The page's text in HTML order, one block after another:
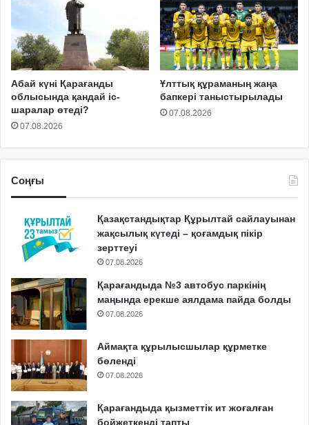
Абай күні Қарағанды
облысында қандай іс-
шаралар өтеді?
07.08.2026
Ұлттық құраманың жаңа
бапкері таныстырылады
07.08.2026
Соңғы
Қазақстандықтар Құрылтай сайлауынан
жақсылық күтеді – қоғамдық пікір
зерттеуі
07.08.2026
Қарағандыда №3 автобус паркінің
маңында ерекше аялдама пайда болды
07.08.2026
Аймақта құрылысшылар құрметке
бөленді
07.08.2026
Қарағандыда қызметтік ит жоғалған
бойжеткенді тапты